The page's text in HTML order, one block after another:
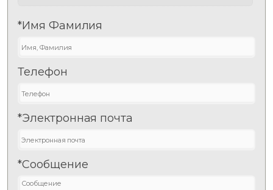
*Имя Фамилия
Телефон
*Электронная почта
*Сообщение